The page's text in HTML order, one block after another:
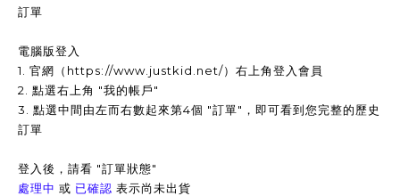
訂單
電腦版登入
1. 官網（https://www.justkid.net/）右上角登入會員
2. 點選右上角 "我的帳戶"
3. 點選中間由左而右數起來第4個 "訂單"，即可看到您完整的歷史
訂單
登入後，請看 "訂單狀態"
處理中 或 已確認 表示尚未出貨